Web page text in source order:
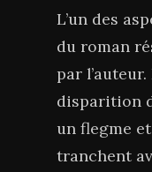
L’un des
du roman
par
disparition
un flegme
tranchent